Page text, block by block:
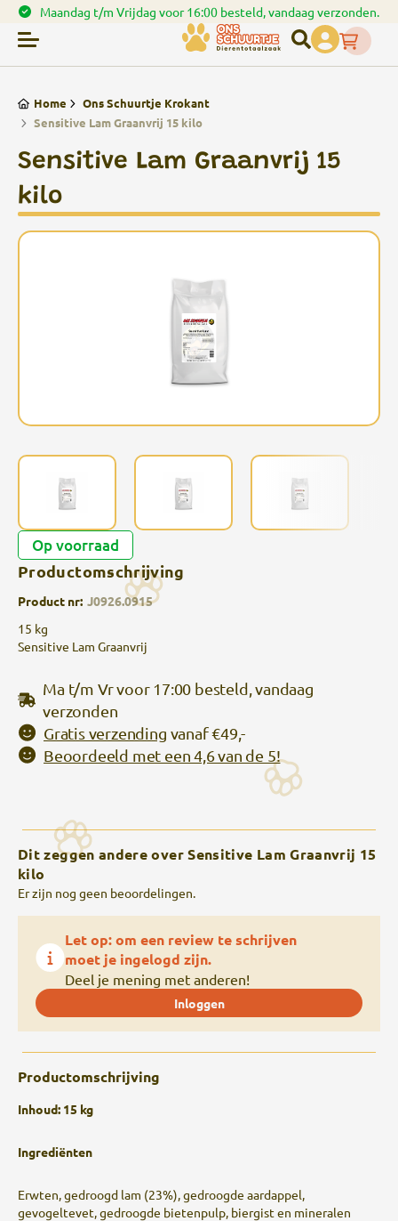
t/m Vrijdag voor 16:00 besteld, vandaag verzonden.
Home
Ons Schuurtje Krokant
Sensitive Lam Graanvrij 15 kilo
Sensitive Lam Graanvrij 15
kilo
Op voorraad
Productomschrijving
Product nr: J0926.0915
15 kg
Sensitive Lam Graanvrij
Ma t/m Vr voor 17:00 besteld, vandaag
verzonden
Gratis verzending vanaf €49,-
Beoordeeld met een 4,6 van de 5!
Dit zeggen andere over Sensitive Lam Graanvrij 15
kilo
Er zijn nog geen beoordelingen.
Let op: om een review te schrijven
moet je ingelogd zijn.
Deel je mening met anderen!
Inloggen
Productomschrijving
Inhoud: 15 kg
Ingrediënten
Erwten, gedroogd lam (23%), gedroogde aardappel,
gevogeltevet, gedroogde bietenpulp, biergist en mineralen